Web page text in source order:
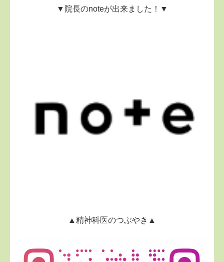
▼院長のnoteが出来ました！▼
▲精神科医のつぶやき▲